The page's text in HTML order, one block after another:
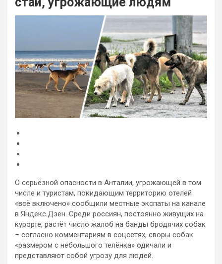
О серьёзной опасности в Анталии, угрожающей в том
числе и туристам, покидающим территорию отелей
«всё включено» сообщили местные экспаты на канале
в Яндекс.Дзен. Среди россиян, постоянно живущих на
курорте, растёт число жалоб на банды бродячих собак
– согласно комментариям в соцсетях, своры собак
«размером с небольшого телёнка» одичали и
представляют собой угрозу для людей.